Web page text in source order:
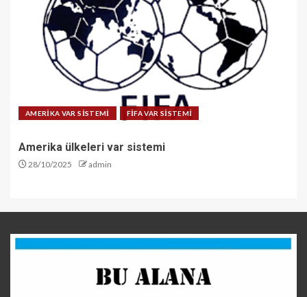
AMERİKA VAR SİSTEMİ FİFA VAR SİSTEMİ
Amerika ülkeleri var sistemi
28/10/2025 admin